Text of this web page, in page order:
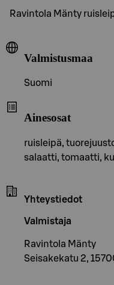
Ravintola Mänty
Valmistusmaa
Suomi
Ainesosat
ruisleipä,
salaatti, tomaatti,
Yhteystiedot
Valmistaja
Ravintola Mänty
Seisakekatu 2,